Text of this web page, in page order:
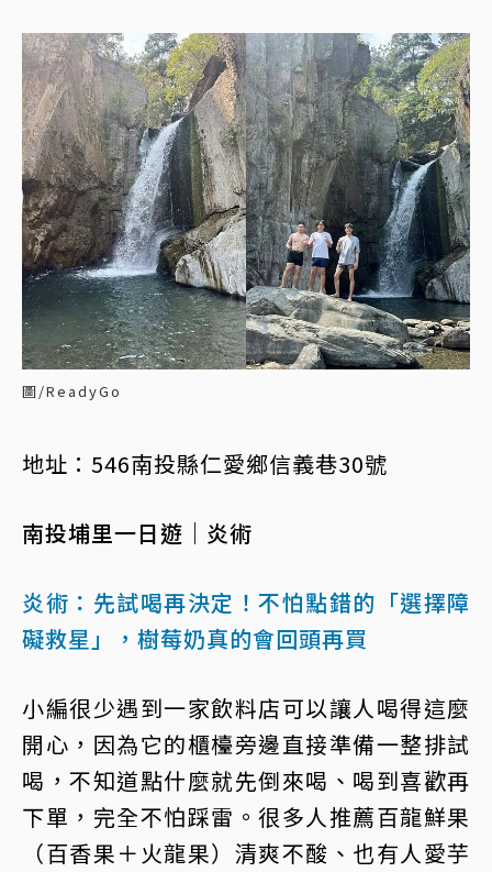
圖/ReadyGo
地址：546南投縣仁愛鄉信義巷30號
南投埔里一日遊｜炎術
炎術：先試喝再決定！不怕點錯的「選擇障
礙救星」，樹莓奶真的會回頭再買
小編很少遇到一家飲料店可以讓人喝得這麼
開心，因為它的櫃檯旁邊直接準備一整排試
喝，不知道點什麼就先倒來喝、喝到喜歡再
下單，完全不怕踩雷。很多人推薦百龍鮮果
（百香果＋火龍果）清爽不酸、也有人愛芋